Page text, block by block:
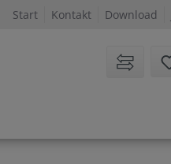
Start Kontakt Download